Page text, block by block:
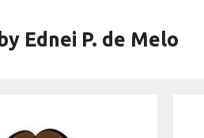
by Ednei P. de Melo